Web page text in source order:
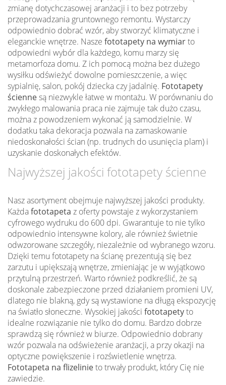
zmianę dotychczasowej aranżacji i to bez potrzeby
przeprowadzania gruntownego remontu. Wystarczy
odpowiednio dobrać wzór, aby stworzyć klimatyczne i
eleganckie wnętrze. Nasze fototapety na wymiarto
odpowiedni wybór dla każdego, komu marzy się
metamorfoza domu. Z ich pomocą można bez dużego
wysiłku odświeżyć dowolne pomieszczenie, a więc
sypialnię, salon, pokój dziecka czy jadalnię. Fototapety
ściennesą niezwykle łatwe w montażu. W porównaniu do
zwykłego malowania praca nie zajmuje tak dużo czasu,
można z powodzeniem wykonać ją samodzielnie. W
dodatku taka dekoracja pozwala na zamaskowanie
niedoskonałości ścian (np. trudnych do usunięcia plam) i
uzyskanie doskonałych efektów.
Najwyższej jakości fototapety ścienne
Nasz asortyment obejmuje najwyższej jakości produkty.
Każdafototapeta z oferty powstaje z wykorzystaniem
cyfrowego wydruku do 600 dpi. Gwarantuje to nie tylko
odpowiednio intensywne kolory, ale również świetnie
odwzorowane szczegóły, niezależnie od wybranego wzoru.
Dzięki temu fototapety na ścianę prezentują się bez
zarzutu i upiększają wnętrze, zmieniając je w wyjątkowo
przytulną przestrzeń. Warto również podkreślić, że są
doskonale zabezpieczone przed działaniem promieni UV,
dlatego nie blakną, gdy są wystawione na długą ekspozycję
na światło słoneczne. Wysokiej jakości fototapetyto
idealne rozwiązanie nie tylko do domu. Bardzo dobrze
sprawdzą się również w biurze. Odpowiednio dobrany
wzór pozwala na odświeżenie aranżacji, a przy okazji na
optyczne powiększenie i rozświetlenie wnętrza.
Fototapeta na flizelinieto trwały produkt, który Cię nie
zawiedzie.